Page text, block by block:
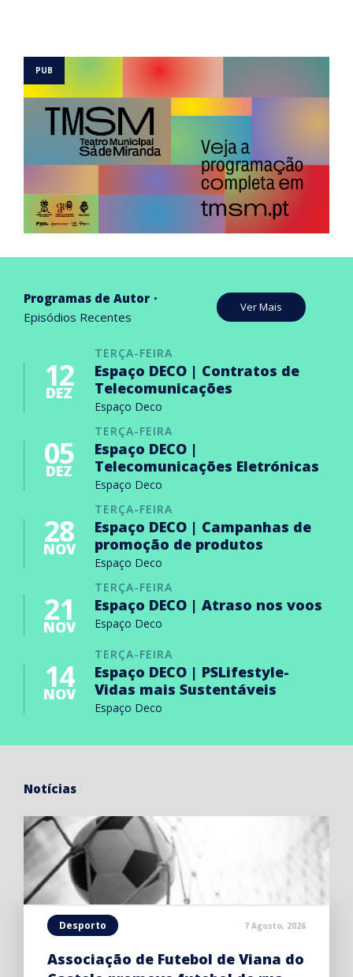
Programas de Autor
Episódios Recentes
Ver Mais
TERÇA-FEIRA
12
DEZ
Espaço DECO | Contratos de
Telecomunicações
Espaço Deco
TERÇA-FEIRA
05
DEZ
Espaço DECO |
Telecomunicações Eletrónicas
Espaço Deco
TERÇA-FEIRA
28
NOV
Espaço DECO | Campanhas de
promoção de produtos
Espaço Deco
TERÇA-FEIRA
21
NOV
Espaço DECO | Atraso nos voos
Espaço Deco
TERÇA-FEIRA
14
NOV
Espaço DECO | PSLifestyle-
Vidas mais Sustentáveis
Espaço Deco
Notícias
Desporto 7 Agosto, 2026
Associação de Futebol de Viana do